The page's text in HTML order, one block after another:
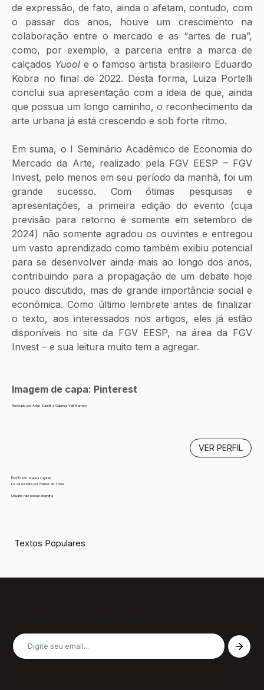
de expressão, de fato, ainda o afetam, contudo, com
o passar dos anos, houve um crescimento na
colaboração entre o mercado e as “artes de rua”,
como, por exemplo, a parceria entre a marca de
calçados Yuool e o famoso artista brasileiro Eduardo
Kobra no final de 2022. Desta forma, Luiza Portelli
conclui sua apresentação com a ideia de que, ainda
que possua um longo caminho, o reconhecimento da
arte urbana já está crescendo e sob forte ritmo.
Em suma, o I Seminário Acadêmico de Economia do
Mercado da Arte, realizado pela FGV EESP – FGV
Invest, pelo menos em seu período da manhã, foi um
grande sucesso. Com ótimas pesquisas e
apresentações, a primeira edição do evento (cuja
previsão para retorno é somente em setembro de
2024) não somente agradou os ouvintes e entregou
um vasto aprendizado como também exibiu potencial
para se desenvolver ainda mais ao longo dos anos,
contribuindo para a propagação de um debate hoje
pouco discutido, mas de grande importância social e
econômica. Como último lembrete antes de finalizar
o texto, aos interessados nos artigos, eles já estão
disponíveis no site da FGV EESP, na área da FGV
Invest – e sua leitura muito tem a agregar.
Imagem de capa: Pinterest
Revisado por Artur Santilli e Gabriela Veit Barreto
Escrito por
Rauhã Capitão
Foi da Gazeta por menos de 1 mês
Usuário não possui biografia
VER PERFIL
Textos Populares